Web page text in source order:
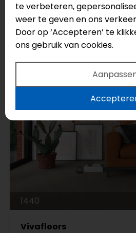
€52,95
€47,65
1440
Vivafloors
te verbeteren,
weer te geven en ons
Door op ‘Accepteren’ te
ons gebruik van cookies.